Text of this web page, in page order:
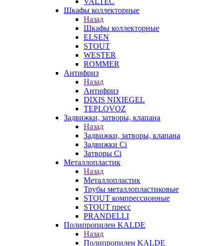
Шкафы коллекторные
Назад
Шкафы коллекторные
ELSEN
STOUT
WESTER
ROMMER
Антифриз
Назад
Антифриз
DIXIS NIXIEGEL
TEPLOVOZ
Задвижки, затворы, клапана
Назад
Задвижки, затворы, клапана
Задвижки Ci
Затворы Ci
Металлопластик
Назад
Металлопластик
Трубы металлопластиковые
STOUT компрессионные
STOUT пресс
PRANDELLI
Полипропилен KALDE
Назад
Полипропилен KALDE